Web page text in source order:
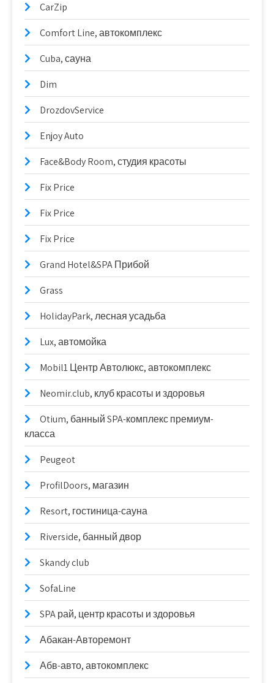
CarZip
Comfort Line, автокомплекс
Cuba, сауна
Dim
DrozdovService
Enjoy Auto
Face&Body Room, студия красоты
Fix Price
Fix Price
Fix Price
Grand Hotel&SPA Прибой
Grass
HolidayPark, лесная усадьба
Lux, автомойка
Mobil1 Центр Автолюкс, автокомплекс
Neomir.club, клуб красоты и здоровья
Otium, банный SPA-комплекс премиум-
класса
Peugeot
ProfilDoors, магазин
Resort, гостиница-сауна
Riverside, банный двор
Skandy club
SofaLine
SPA рай, центр красоты и здоровья
Абакан-Авторемонт
Абв-авто, автокомплекс